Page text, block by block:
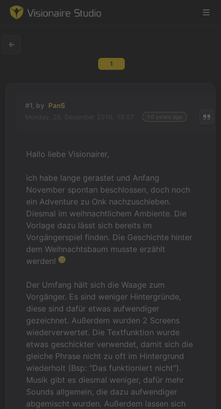
Learning
Forum
News & Stories
Downloads
1
#1, by PanS
Hallo liebe Visionairer,
ich habe lange gerastet und Anfang
November spontan beschlossen, doch noch
ein Adventure zu Onk nachzuschieben.
Diesmal im weihnachtlichem Ambiente. Die
Vorlage dazu lässt sich bereits im
Vorgängerspiel finden. Die Geschichte hinter
dem Weihnachtsbaum musste erzählt
werden!
Der Umfang hält sich die Waage zum
Vorgänger. Es sind weniger Hintergründe,
diese sind dafür etwas aufwendiger
gezeichnet. Außerdem wurden 2 Screens
wiederverwertet. Die Textfunktion wurde
etwas geschickter verwendet, damit sich die
gleiche Phrase nicht zu oft im Hintergrund
wiederholt (Bsp: "Das funktioniert nicht").
Musik gibt es diesmal weniger, dafür mehr
Sounds allgemein, die dazu aufwendiger
abgemischt wurden. Außerdem lassen sich